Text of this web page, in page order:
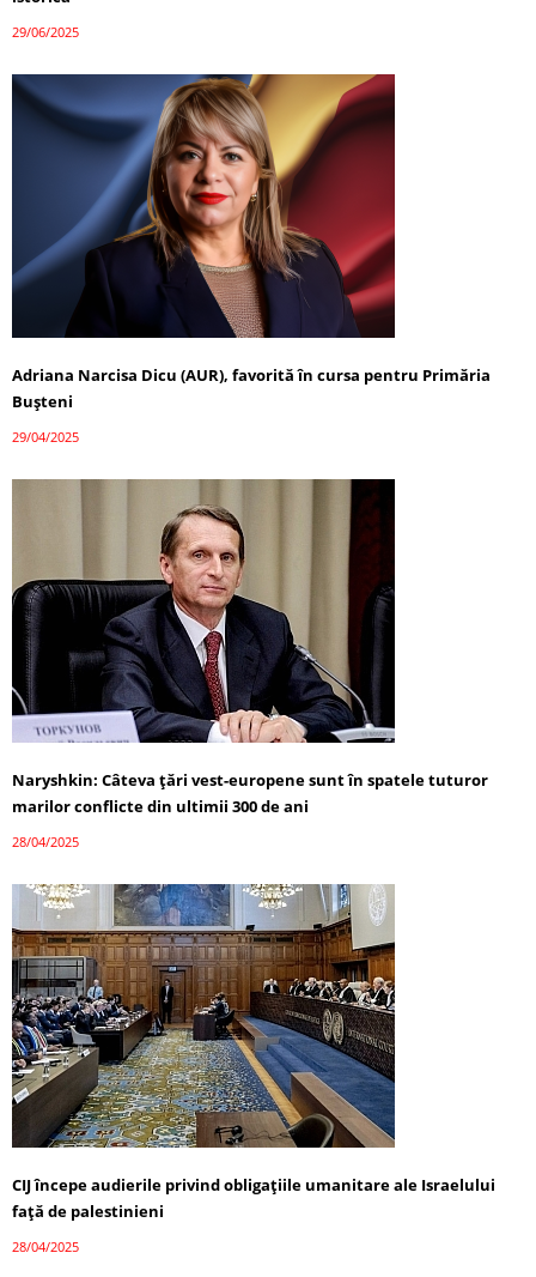
29/06/2025
Adriana Narcisa Dicu (AUR), favorită în cursa pentru Primăria
Bușteni
29/04/2025
Naryshkin: Câteva țări vest-europene sunt în spatele tuturor
marilor conflicte din ultimii 300 de ani
28/04/2025
CIJ începe audierile privind obligațiile umanitare ale Israelului
față de palestinieni
28/04/2025